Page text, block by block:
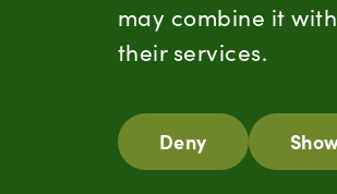
may combine it
their services.
Deny